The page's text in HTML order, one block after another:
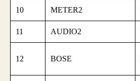
10 METER2
11 AUDIO2
12 BOSE